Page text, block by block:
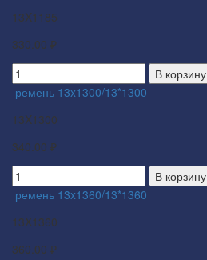
13X1185
330.00 ₽
В корзину
ремень 13x1300/13*1300
13X1300
340.00 ₽
В корзину
ремень 13x1360/13*1360
13X1360
360.00 ₽